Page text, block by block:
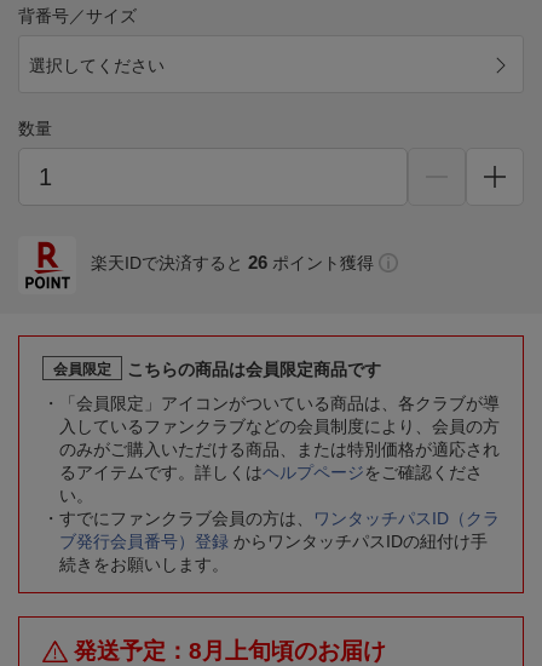
背番号／サイズ
選択してください
数量
楽天IDで決済すると 26 ポイント獲得
会員限定
こちらの商品は会員限定商品です
「会員限定」アイコンがついている商品は、各クラブが導
入しているファンクラブなどの会員制度により、会員の方
のみがご購入いただける商品、または特別価格が適応され
るアイテムです。詳しくはヘルプページをご確認くださ
い。
すでにファンクラブ会員の方は、
ワンタッチパスID（クラ
ブ発行会員番号）登録 からワンタッチパスIDの紐付け手
続きをお願いします。
発送予定：8月上旬頃のお届け